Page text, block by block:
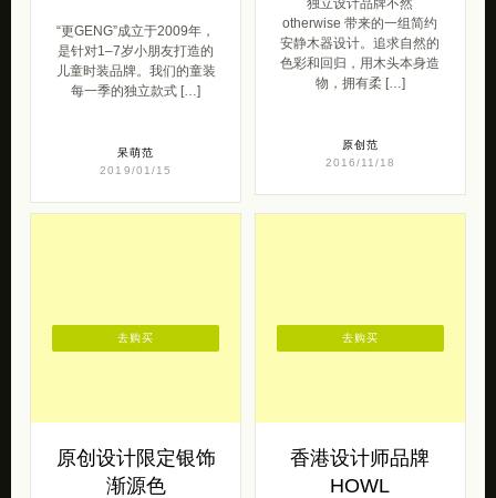
“更GENG”成立于2009年，
是针对1–7岁小朋友打造的
儿童时装品牌。我们的童装
每一季的独立款式 […]
呆萌范
2019/01/15
otherwise 带来的一组简约
安静木器设计。追求自然的
色彩和回归，用木头本身造
物，拥有柔 […]
原创范
2016/11/18
原创设计限定银饰
渐源色
去购买
香港设计师品牌
HOWL
去购买